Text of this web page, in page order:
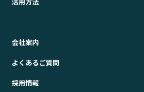
会社案内
よくあるご質問
採用情報